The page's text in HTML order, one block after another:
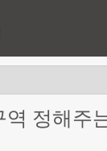
역 정해주